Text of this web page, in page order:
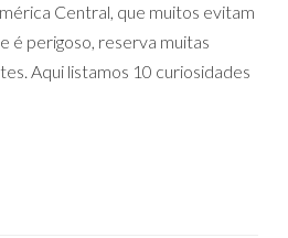
Central, que muitos evitam
é perigoso, reserva muitas
Aqui listamos 10 curiosidades